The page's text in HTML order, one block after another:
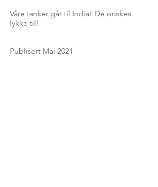
Våre tanker går til India! De ønskes
lykke til!
Publisert Mai 2021